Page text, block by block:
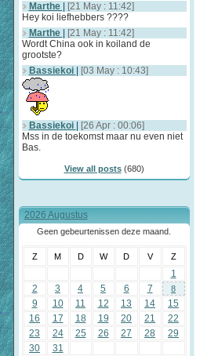
Marthe
[21 May : 11:42]
Hey koi liefhebbers ????
Marthe
[21 May : 11:42]
Wordt China ook in koiland de
grootste?
Bassiekoi
[03 May : 10:43]
Bassiekoi
[26 Apr : 00:06]
Mss in de toekomst maar nu even niet
Bas.
View all posts(680)
2026 Augustus
Geen gebeurtenissen deze maand.
Z M D W D V Z
1
2
3 4 5 6 7 8
9 10 11 12 13 14
15
16
17 18 19 20 21
22
23
24 25 26 27 28
29
30
31